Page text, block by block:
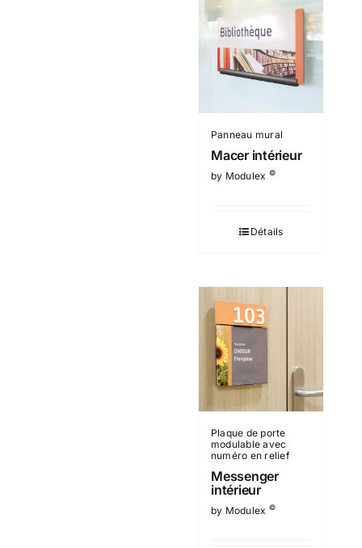
Panneau mural
Macer intérieur
by Modulex ©
Détails
Plaque de porte
modulable avec
numéro en relief
Messenger
intérieur
by Modulex ©